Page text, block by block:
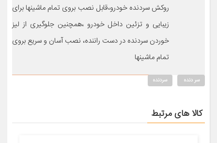
روکش سردنده خودرو،قابل نصب بروی تمام ماشینها برای
زیبایی و تزئین داخل خودرو ،همچنین جلوگیری از لیز
خوردن سردنده در دست راننده، نصب آسان و سریع بروی
تمام ماشینها
سر دنده سردنده
کالا های مرتبط